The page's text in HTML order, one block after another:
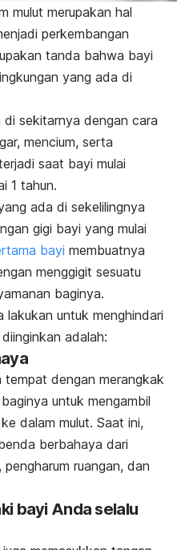
mulut merupakan hal
perkembangan
tanda bahwa bayi
yang ada di
di sekitarnya dengan cara
mencium, serta
saat bayi mulai
1 tahun.
ada di sekelilingnya
gigi bayi yang mulai
bayi membuatnya
menggigit sesuatu
baginya.
lakukan untuk menghindari
adalah:
dengan merangkak
untuk mengambil
dalam mulut. Saat ini,
berbahaya dari
ruangan, dan
bayi Anda selalu